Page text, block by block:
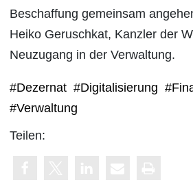
Beschaffung gemeinsam
Heiko Geruschkat, Kanzler der
Neuzugang in der Verwaltung.
#Dezernat #Digitalisierung
#Verwaltung
Teilen: